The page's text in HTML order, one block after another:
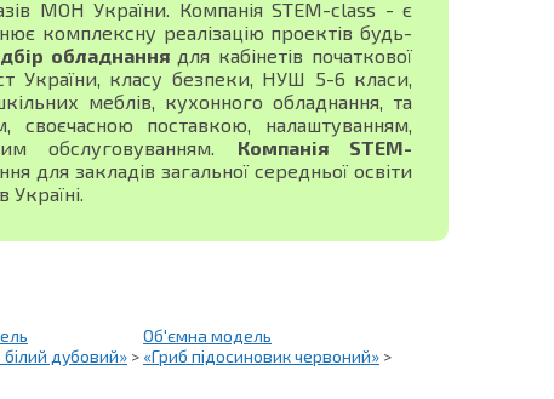
МОН України. Компанія STEM-class - є
комплексну реалізацію проектів будь-
обладнаннядля кабінетів початкової
України, класу безпеки, НУШ 5-6 класи,
меблів, кухонного обладнання, та
поставкою, налаштуванням,
обслуговуванням. Компанія STEM-
для закладів загальної середньої освіти
білий дубовий» >
Об'ємна модель
«Гриб підосиновик червоний» >